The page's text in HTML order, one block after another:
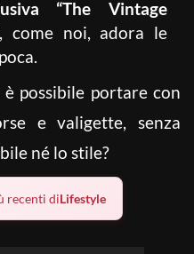
“The Vintage
come noi, adora le
possibile portare con
e valigette, senza
né lo stile?
recenti diLifestyle